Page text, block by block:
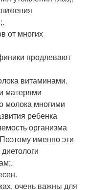
от многих
продлевают
витаминами.
матерями
молока многими
ребенка
организма
именно эти
очень важны для